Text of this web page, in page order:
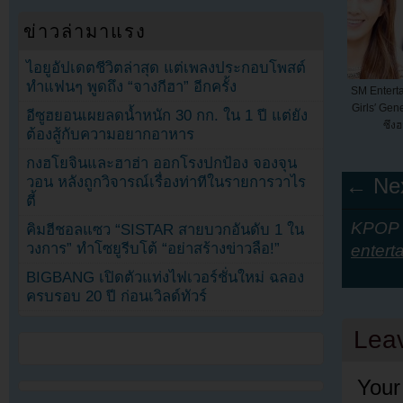
SM
Girls′
ซึง
←
ข่าวล่ามาแรง
ไอยูอัปเดตชีวิตล่าสุด แต่เพลงประกอบโพสต์
ทำแฟนๆ พูดถึง “จางกีฮา” อีกครั้ง
อีซูฮยอนเผยลดน้ำหนัก 30 กก. ใน 1 ปี แต่ยัง
ต้องสู้กับความอยากอาหาร
กงฮโยจินและฮาฮ่า ออกโรงปกป้อง จองจุน
วอน หลังถูกวิจารณ์เรื่องท่าทีในรายการวาไร
ตี้
คิมฮีชอลแซว “SISTAR สายบวกอันดับ 1 ใน
วงการ” ทำโซยูรีบโต้ “อย่าสร้างข่าวลือ!”
BIGBANG เปิดตัวแท่งไฟเวอร์ชั่นใหม่ ฉลอง
ครบรอบ 20 ปี ก่อนเวิลด์ทัวร์